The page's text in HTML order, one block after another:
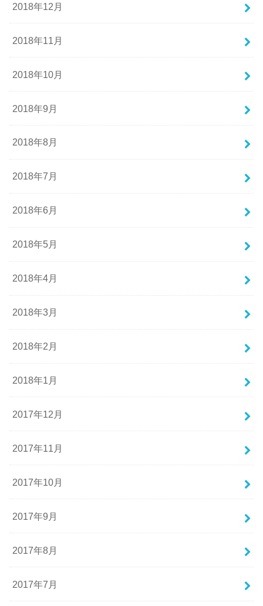
2018年12月
2018年11月
2018年10月
2018年9月
2018年8月
2018年7月
2018年6月
2018年5月
2018年4月
2018年3月
2018年2月
2018年1月
2017年12月
2017年11月
2017年10月
2017年9月
2017年8月
2017年7月